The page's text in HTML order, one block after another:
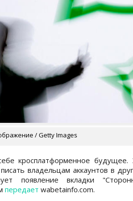
/ Getty Images
кросплатформенное
владельцам аккаунтов в
появление вкладки
передает wabetainfo.com.